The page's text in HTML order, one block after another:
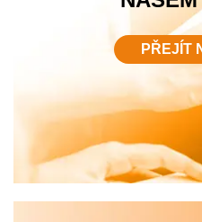
PŘEJÍT